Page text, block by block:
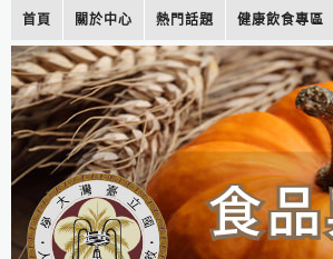
首頁 關於中心 熱門話題 健康飲食專區